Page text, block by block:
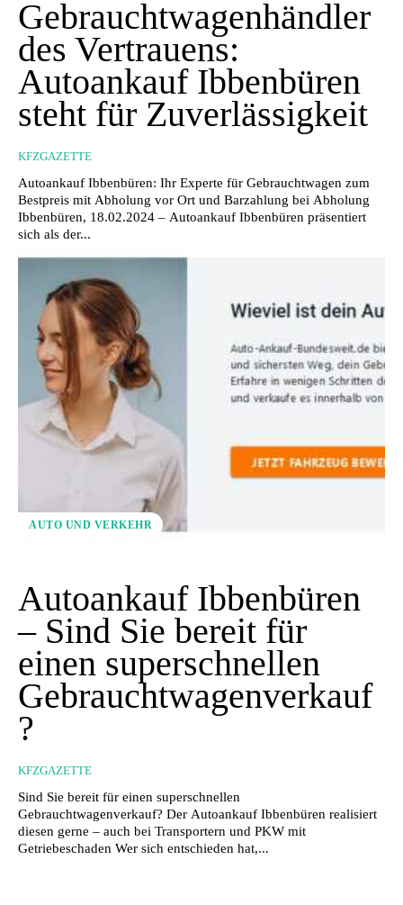
Gebrauchtwagenhändler
des Vertrauens:
Autoankauf Ibbenbüren
steht für Zuverlässigkeit
KFZGAZETTE
Autoankauf Ibbenbüren: Ihr Experte für Gebrauchtwagen zum
Bestpreis mit Abholung vor Ort und Barzahlung bei Abholung
Ibbenbüren, 18.02.2024 – Autoankauf Ibbenbüren präsentiert
sich als der...
AUTO UND VERKEHR
Autoankauf Ibbenbüren
– Sind Sie bereit für
einen superschnellen
Gebrauchtwagenverkauf
?
KFZGAZETTE
Sind Sie bereit für einen superschnellen
Gebrauchtwagenverkauf? Der Autoankauf Ibbenbüren realisiert
diesen gerne – auch bei Transportern und PKW mit
Getriebeschaden Wer sich entschieden hat,...